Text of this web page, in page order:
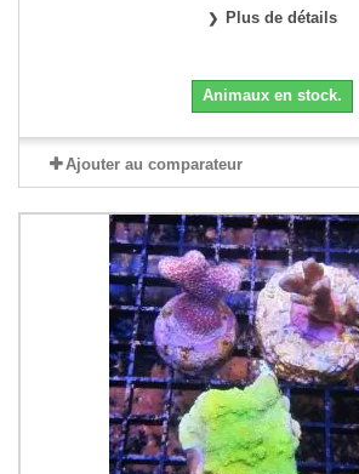
Plus de détails
Animaux en stock.
Ajouter au comparateur